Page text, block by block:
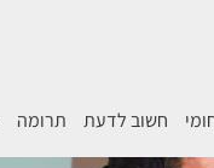
חשוב לדעת תרומה